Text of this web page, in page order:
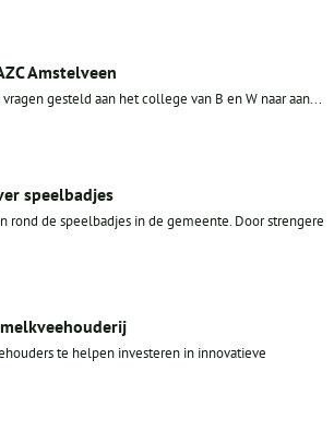
Amstelveen
gesteld aan het college van B en W naar aan...
speelbadjes
rond de speelbadjes in de gemeente. Door strengere
te helpen investeren in innovatieve